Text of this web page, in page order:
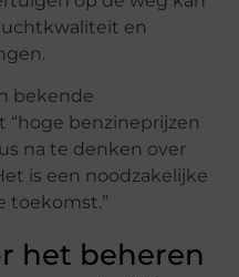
en
bekende
“hoge benzineprijzen
na te denken over
is een noodzakelijke
toekomst.”
het beheren